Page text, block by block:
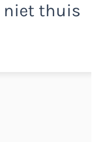
niet thuis